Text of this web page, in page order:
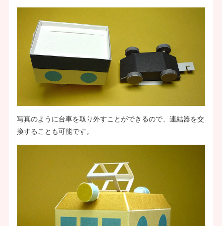
写真のように台車を取り外すことができるので、連結器を交
換することも可能です。